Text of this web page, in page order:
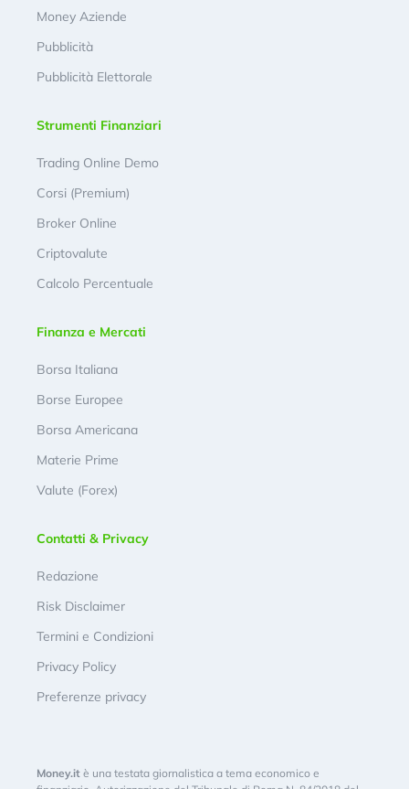
Money Aziende
Pubblicità
Pubblicità Elettorale
Strumenti Finanziari
Trading Online Demo
Corsi (Premium)
Broker Online
Criptovalute
Calcolo Percentuale
Finanza e Mercati
Borsa Italiana
Borse Europee
Borsa Americana
Materie Prime
Valute (Forex)
Contatti & Privacy
Redazione
Risk Disclaimer
Termini e Condizioni
Privacy Policy
Preferenze privacy
Money.it è una testata giornalistica a tema economico e